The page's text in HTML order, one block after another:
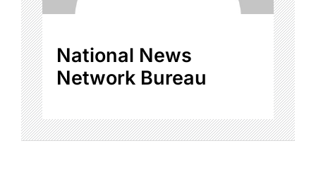
National News
Network Bureau